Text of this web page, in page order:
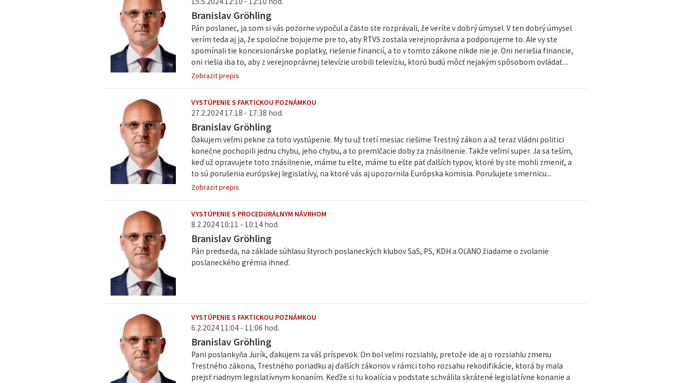
Branislav Gröhling
Pán poslanec, ja som si vás pozorne vypočul a často ste rozprávali, že veríte v dobrý úmysel. V ten dobrý úmysel
verím teda aj ja, že spoločne bojujeme pre to, aby RTVS zostala verejnoprávna a podporujeme to. Ale vy ste
spomínali tie koncesionárske poplatky, riešenie financií, a to v tomto zákone nikde nie je. Oni neriešia financie,
oni riešia iba to, aby z verejnoprávnej televízie urobili televíziu, ktorú budú môcť nejakým spôsobom ovládať....
Zobrazit prepis
VYSTÚPENIE S FAKTICKOU POZNÁMKOU
27.2.2024 17:18 - 17:38 hod.
Branislav Gröhling
Ďakujem veľmi pekne za toto vystúpenie. My tu už tretí mesiac riešime Trestný zákon a až teraz vládni politici
konečne pochopili jednu chybu, jeho chybu, a to premlčacie doby za znásilnenie. Takže veľmi super. Ja sa teším,
keď už opravujete toto znásilnenie, máme tu ešte, máme tu ešte päť ďalších typov, ktoré by ste mohli zmeniť, a
to sú porušenia európskej legislatívy, na ktoré vás aj upozornila Európska komisia. Porušujete smernicu...
Zobrazit prepis
VYSTÚPENIE S PROCEDURÁLNYM NÁVRHOM
8.2.2024 10:11 - 10:14 hod.
Branislav Gröhling
Pán predseda, na základe súhlasu štyroch poslaneckých klubov SaS, PS, KDH a OĽANO žiadame o zvolanie
poslaneckého grémia ihneď.
VYSTÚPENIE S FAKTICKOU POZNÁMKOU
6.2.2024 11:04 - 11:06 hod.
Branislav Gröhling
Pani poslankyňa Jurík, ďakujem za váš príspevok. On bol veľmi rozsiahly, pretože ide aj o rozsiahlu zmenu
Trestného zákona, Trestného poriadku aj ďalších zákonov v rámci toho rozsahu rekodifikácie, ktorá by mala
prejsť riadnym legislatívnym konaním. Keďže si tu koalícia v podstate schválila skrátené legislatívne konanie a